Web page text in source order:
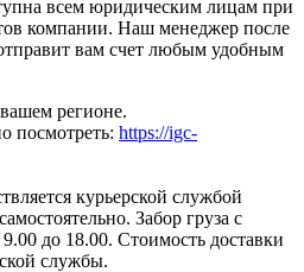
всем юридическим лицам при
компании. Наш менеджер после
отправит вам счет любым удобным
регионе.
посмотреть: https://igc-
курьерской службой
Забор груза с
до 18.00. Стоимость доставки
службы.